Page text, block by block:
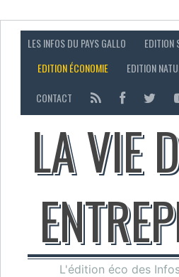
LES INFOS DU PAYS GALLO EDITION
EDITION ÉCONOMIE
EDITION
CONTACT
LA VIE
L'édition éco des